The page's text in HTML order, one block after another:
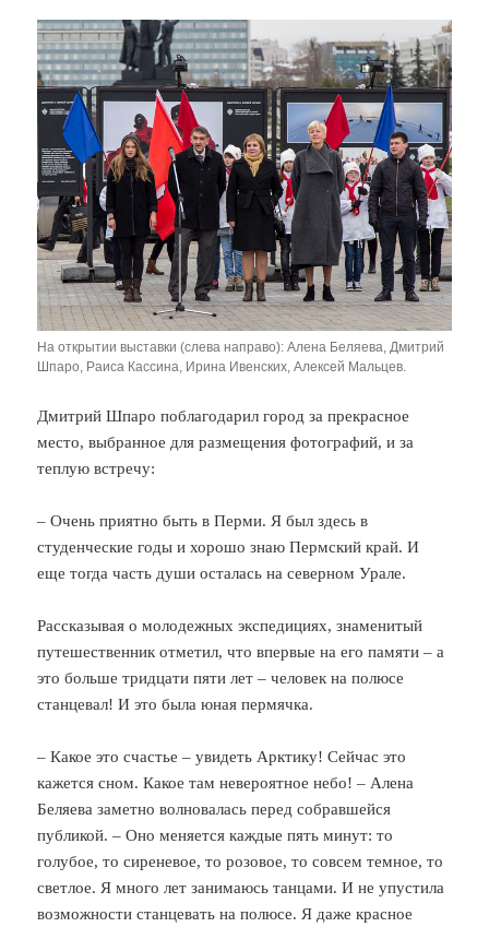
На открытии выставки (слева направо): Алена Беляева, Дмитрий
Шпаро, Раиса Кассина, Ирина Ивенских, Алексей Мальцев.
Дмитрий Шпаро поблагодарил город за прекрасное
место, выбранное для размещения фотографий, и за
теплую встречу:
– Очень приятно быть в Перми. Я был здесь в
студенческие годы и хорошо знаю Пермский край. И
еще тогда часть души осталась на северном Урале.
Рассказывая о молодежных экспедициях, знаменитый
путешественник отметил, что впервые на его памяти – а
это больше тридцати пяти лет – человек на полюсе
станцевал! И это была юная пермячка.
– Какое это счастье – увидеть Арктику! Сейчас это
кажется сном. Какое там невероятное небо! – Алена
Беляева заметно волновалась перед собравшейся
публикой. – Оно меняется каждые пять минут: то
голубое, то сиреневое, то розовое, то совсем темное, то
светлое. Я много лет занимаюсь танцами. И не упустила
возможности станцевать на полюсе. Я даже красное